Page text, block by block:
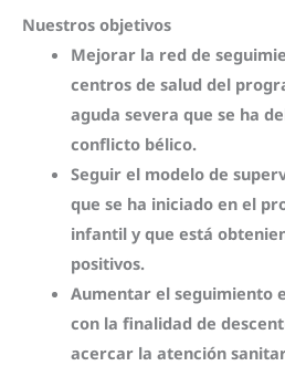
Nuestros objetivos
Mejorar la red de
centros de salud del
aguda severa que se ha
conflicto bélico.
Seguir el modelo de
que se ha iniciado en el
infantil y que está
positivos.
Aumentar el seguimiento
con la finalidad de
acercar la atención